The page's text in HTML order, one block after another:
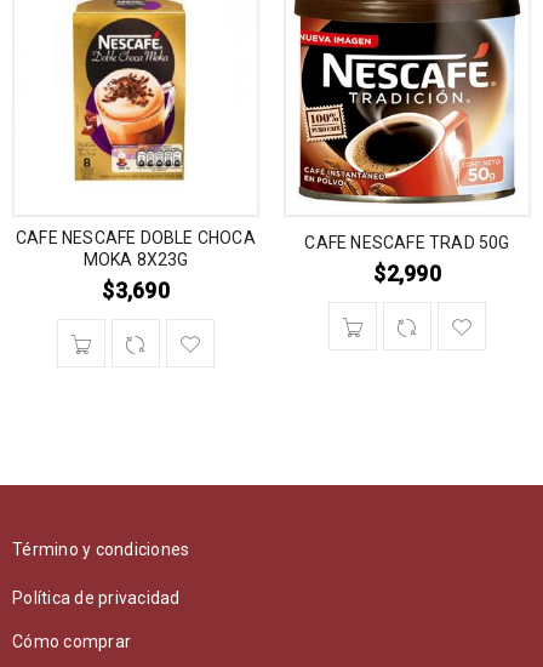
CAFE NESCAFE DOBLE CHOCA
MOKA 8X23G
$3,690
CAFE NESCAFE TRAD 50G
$2,990
Término y condiciones
Política de privacidad
Cómo comprar